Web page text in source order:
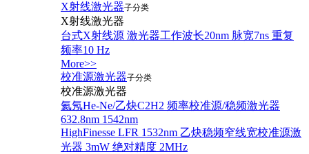
X射线激光器子分类
X射线激光器
台式X射线源 激光器工作波长20nm 脉宽7ns 重复
频率10 Hz
More>>
校准源激光器子分类
校准源激光器
氦氖He-Ne/乙炔C2H2 频率校准源/稳频激光器
632.8nm 1542nm
HighFinesse LFR 1532nm 乙炔稳频窄线宽校准源激
光器 3mW 绝对精度 2MHz